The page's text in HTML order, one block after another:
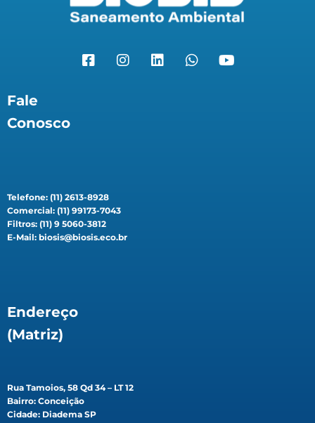
Fale
Conosco
Telefone: (11) 2613-8928
Comercial: (11) 99173-7043
Filtros: (11) 9 5060-3812
E-Mail: biosis@biosis.eco.br
Endereço
(Matriz)
Rua Tamoios, 58 Qd 34 – LT 12
Bairro: Conceição
Cidade: Diadema SP